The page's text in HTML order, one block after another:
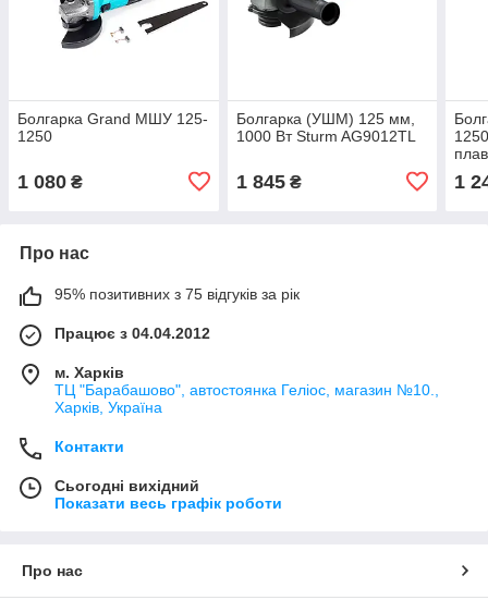
Болгарка Grand МШУ 125-
1250
1 080 ₴
Болгарка (УШМ) 125 мм,
1000 Вт Sturm AG9012TL
1 845₴ 1
Про нас
95% позитивних з 75 відгуків за рік
Працює з 04.04.2012
м. Харків
ТЦ "Барабашово", автостоянка Геліос, магазин №10.,
Харків, Україна
Контакти
Сьогодні вихідний
Показати весь графік роботи
Про нас